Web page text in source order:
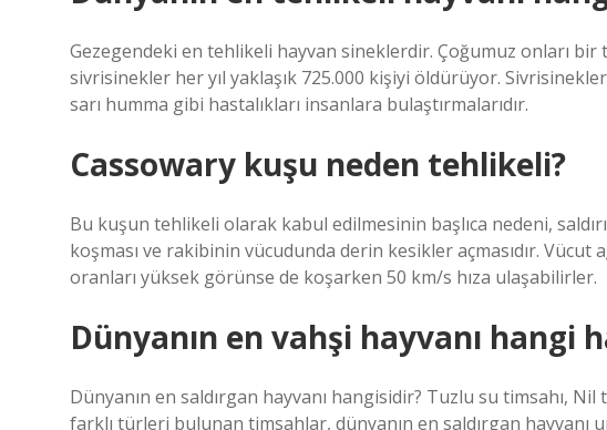
Gezegendeki en tehlikeli hayvan sineklerdir. Çoğumuz onları bir
sivrisinekler her yıl yaklaşık 725.000 kişiyi öldürüyor.
sarı humma gibi hastalıkları insanlara bulaştırmalarıdır.
Cassowary kuşu neden tehlikeli?
Bu kuşun tehlikeli olarak kabul edilmesinin başlıca nedeni,
koşması ve rakibinin vücudunda derin kesikler açmasıdır. Vücut
oranları yüksek görünse de koşarken 50 km/s hıza ulaşabilirler.
Dünyanın en vahşi hayvanı hangi
Dünyanın en saldırgan hayvanı hangisidir? Tuzlu su timsahı,
farklı türleri bulunan timsahlar, dünyanın en saldırgan hayvanı